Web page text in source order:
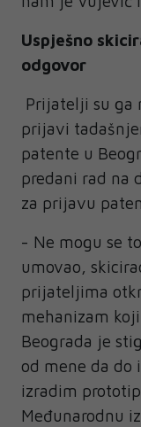
Uspješno
odgovor
Prijatelji su ga
prijavi
patente u
predani rad na
za prijavu
- Ne mogu se
umovao,
prijateljima
mehanizam
Beograda je
od mene da do
izradim
Međunarodnu